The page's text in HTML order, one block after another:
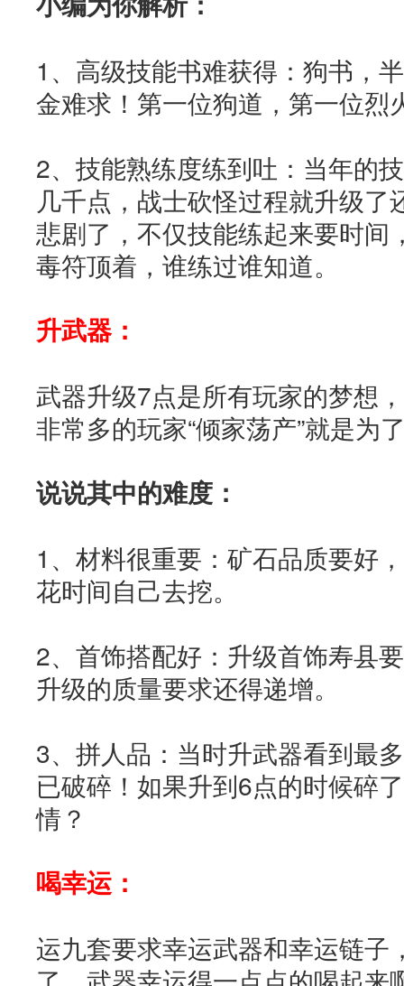
1、高级技能书难获得：狗书，
金难求！第一位狗道，第一位烈
2、技能熟练度练到吐：当年的
几千点，战士砍怪过程就升级了
悲剧了，不仅技能练起来要时间
毒符顶着，谁练过谁知道。
升武器：
武器升级7点是所有玩家的梦想
非常多的玩家“倾家荡产”就是为
说说其中的难度：
1、材料很重要：矿石品质要好
花时间自己去挖。
2、首饰搭配好：升级首饰寿县
升级的质量要求还得递增。
3、拼人品：当时升武器看到最
已破碎！如果升到6点的时候碎
情？
喝幸运：
运九套要求幸运武器和幸运链子